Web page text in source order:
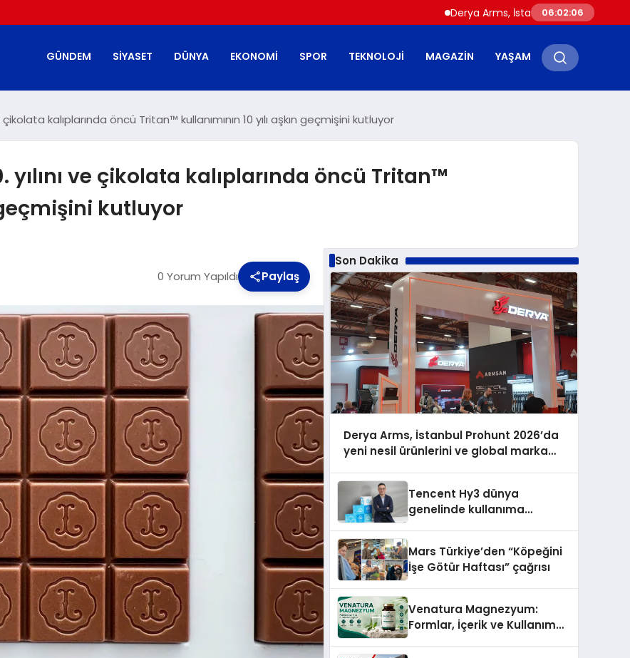
Derya Arms, İstanbul Prohunt 2026’da
06:02:07
GÜNDEM SIYASET DÜNYA EKONOMI SPOR TEKNOLOJI MAGAZIN YAŞAM
kalıplarında öncü Tritan™ kullanımının 10 yılı aşkın geçmişini kutluyor
ve çikolata kalıplarında öncü Tritan™
geçmişini kutluyor
0 Yorum Yapıldı Paylaş
Son Dakika
Derya Arms, İstanbul Prohunt 2026’da
yeni nesil ürünlerini ve global marka
Tencent Hy3 dünya
genelinde kullanıma
Mars Türkiye’den “Köpeğini
İşe Götür Haftası” çağrısı
Venatura Magnezyum:
Formlar, İçerik ve Kullanım